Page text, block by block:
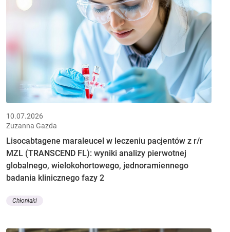
10.07.2026
Zuzanna Gazda
Lisocabtagene maraleucel w leczeniu pacjentów z r/r
MZL (TRANSCEND FL): wyniki analizy pierwotnej
globalnego, wielokohortowego, jednoramiennego
badania klinicznego fazy 2
Chłoniaki